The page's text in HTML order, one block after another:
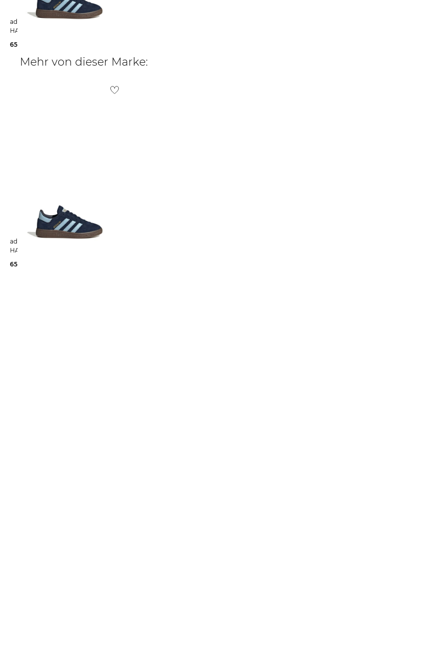
adidas Originals | Kinder Sneaker
HANDBALL SPEZIAL
65,00 €
Mehr von dieser Marke:
adidas Originals | Kinder Sneaker
HANDBALL SPEZIAL
65,00 €